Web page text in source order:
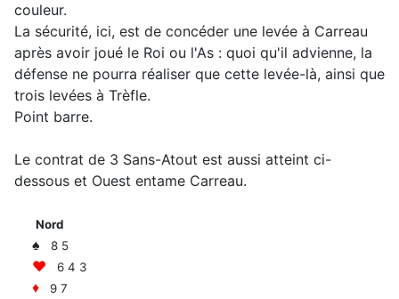
couleur.
La sécurité, ici, est de concéder une levée à Carreau
après avoir joué le Roi ou l'As : quoi qu'il advienne, la
défense ne pourra réaliser que cette levée-là, ainsi que
trois levées à Trèfle.
Point barre.
Le contrat de 3 Sans-Atout est aussi atteint ci-
dessous et Ouest entame Carreau.
Nord
♠ 8 5
♥ 6 4 3
♦ 9 7